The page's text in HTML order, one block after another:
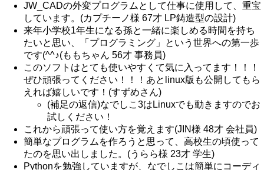
JW_CADの外変プログラムとして仕事に使用して、重宝
しています。(カプチーノ様 67才 LP鋳造型の設計)
来年小学校1年生になる孫と一緒に楽しめる時間を持ち
たいと思い、「プログラミング」という世界への第一歩
です(^^♪(ももちゃん 56才 事務員)
このソフトはとても使いやすくて気に入ってます！！！
ぜひ頑張ってください！！！あとlinux版も公開してもら
えれば嬉しいです！(すずめさん)
(補足の返信)なでしこ3はLinuxでも動きますのでお
試しください！
これから頑張って使い方を覚えます(JIN様 48才 会社員)
簡単なプログラムを作ろうと思って、高校生の頃使って
たのを思い出しました。(うらら様 23才 学生)
Pythonを勉強していますが、なでしこは簡単にコーディ